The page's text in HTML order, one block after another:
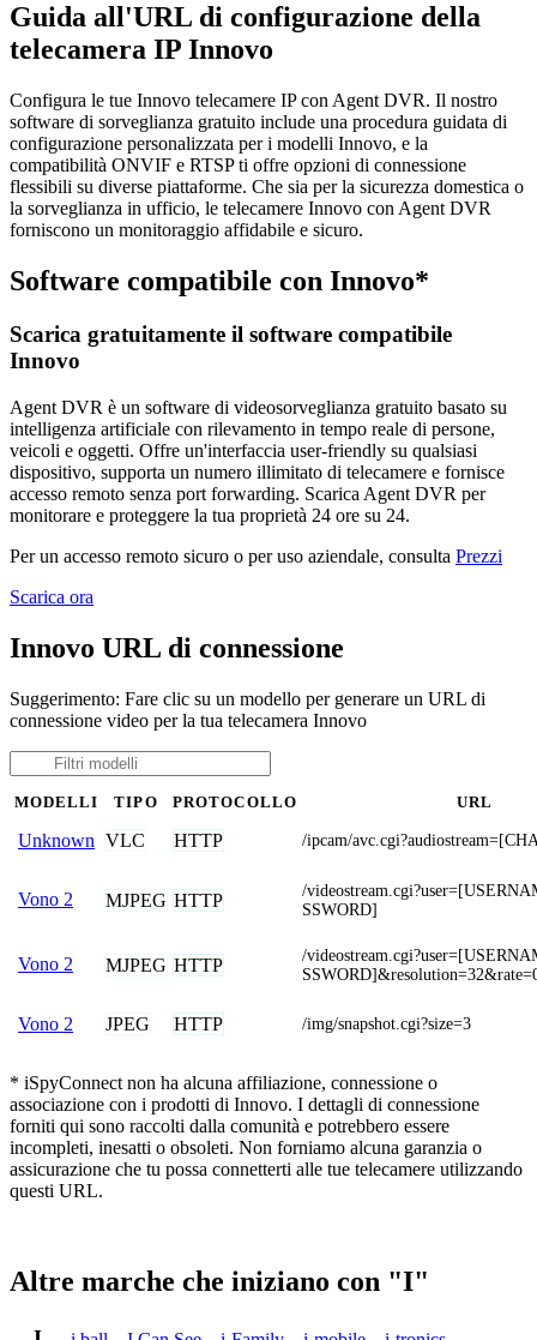
Guida all'URL di configurazione della
telecamera IP Innovo
Configura le tue Innovo telecamere IP con Agent DVR. Il nostro
software di sorveglianza gratuito include una procedura guidata di
configurazione personalizzata per i modelli Innovo, e la
compatibilità ONVIF e RTSP ti offre opzioni di connessione
flessibili su diverse piattaforme. Che sia per la sicurezza domestica o
la sorveglianza in ufficio, le telecamere Innovo con Agent DVR
forniscono un monitoraggio affidabile e sicuro.
Software compatibile con Innovo*
Scarica gratuitamente il software compatibile
Innovo
Agent DVR è un software di videosorveglianza gratuito basato su
intelligenza artificiale con rilevamento in tempo reale di persone,
veicoli e oggetti. Offre un'interfaccia user-friendly su qualsiasi
dispositivo, supporta un numero illimitato di telecamere e fornisce
accesso remoto senza port forwarding. Scarica Agent DVR per
monitorare e proteggere la tua proprietà 24 ore su 24.
Per un accesso remoto sicuro o per uso aziendale, consulta Prezzi
Scarica ora
Innovo URL di connessione
Suggerimento: Fare clic su un modello per generare un URL di
connessione video per la tua telecamera Innovo
MODELLI TIPO PROTOCOLLO URL
Unknown VLC HTTP /ipcam/
Vono 2 MJPEG HTTP
/
SSWORD]
Vono 2 MJPEG HTTP
/
Vono 2 JPEG HTTP /img/snapshot.cgi?size=3
* iSpyConnect non ha alcuna affiliazione, connessione o
associazione con i prodotti di Innovo. I dettagli di connessione
forniti qui sono raccolti dalla comunità e potrebbero essere
incompleti, inesatti o obsoleti. Non forniamo alcuna garanzia o
assicurazione che tu possa connetterti alle tue telecamere utilizzando
questi URL.
Altre marche che iniziano con "I"